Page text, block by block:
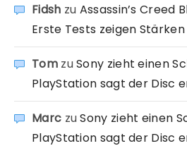
Fidsh zu Assassin’s Creed
Erste Tests zeigen
TomzuSony zieht einen
PlayStation sagt der Disc
Marc zuSony zieht einen
PlayStation sagt der Disc